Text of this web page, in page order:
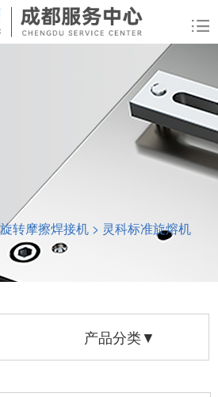
转摩擦焊接机 > 灵科标准旋熔机
产品分类▼